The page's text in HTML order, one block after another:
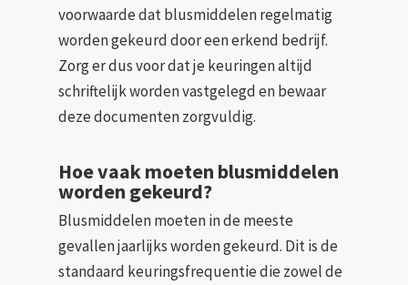
voorwaarde dat blusmiddelen regelmatig
worden gekeurd door een erkend bedrijf.
Zorg er dus voor dat je keuringen altijd
schriftelijk worden vastgelegd en bewaar
deze documenten zorgvuldig.
Hoe vaak moeten blusmiddelen
worden gekeurd?
Blusmiddelen moeten in de meeste
gevallen jaarlijks worden gekeurd. Dit is de
standaard keuringsfrequentie die zowel de